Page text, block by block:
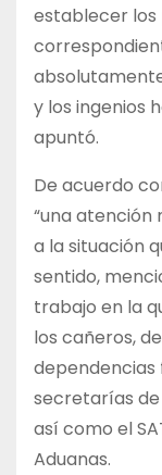
establecer
y los ingenios
apuntó.
De acuerdo
“una
a la situación
sentido,
trabajo en la
los cañeros,
dependencias
secretarías de
así como el
Aduanas.